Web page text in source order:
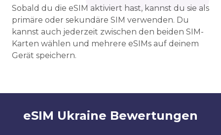
Sobald du die eSIM aktiviert hast, kannst du sie als
primäre oder sekundäre SIM verwenden. Du
kannst auch jederzeit zwischen den beiden SIM-
Karten wählen und mehrere eSIMs auf deinem
Gerät speichern.
eSIM Ukraine Bewertungen